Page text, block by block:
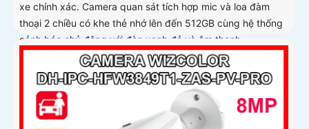
xe chính xác. Camera quan sát tích hợp mic và loa đàm
thoại 2 chiều có khe thẻ nhớ lên đến 512GB cùng hệ thống
cảnh báo chủ động với đèn xanh đỏ và âm thanh